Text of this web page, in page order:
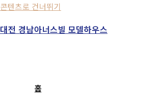
콘텐츠로 건너뛰기
대전 경남아너스빌 모델하우스
홈